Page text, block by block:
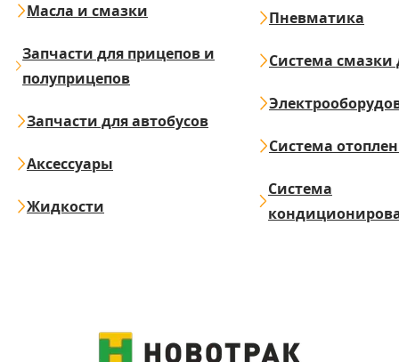
Масла и смазки
Запчасти для прицепов и
полуприцепов
Запчасти для автобусов
Аксессуары
Жидкости
Пневматика
Система смазки
Система
Система